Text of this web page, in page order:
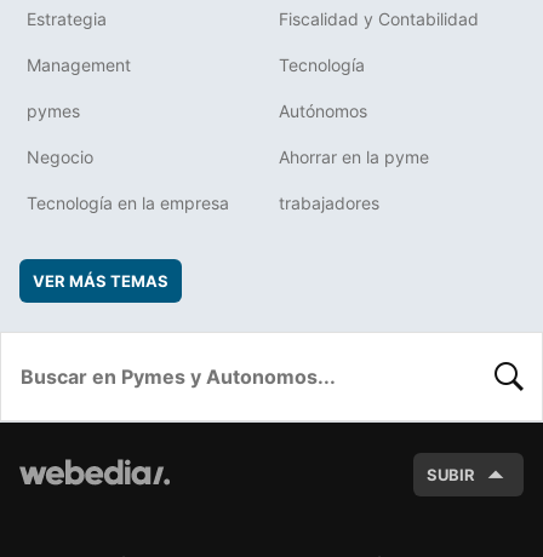
Estrategia Fiscalidad y Contabilidad
Management Tecnología
pymes Autónomos
Negocio Ahorrar en la pyme
Tecnología en la empresa trabajadores
VER MÁS TEMAS
SUBIR